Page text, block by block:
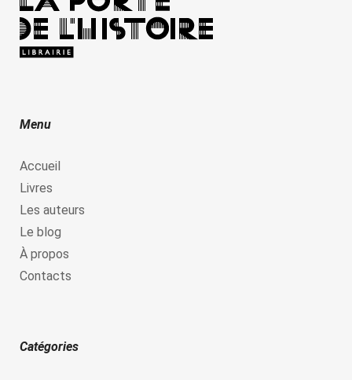
Menu
Accueil
Livres
Les auteurs
Le blog
À propos
Contacts
Catégories